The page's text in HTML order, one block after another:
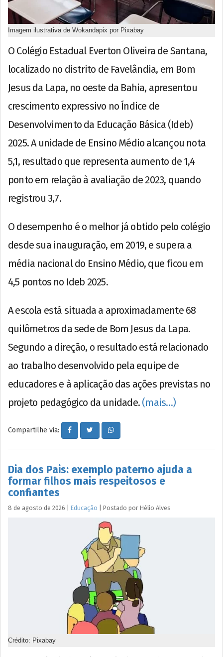
Imagem ilustrativa de Wokandapix por Pixabay
O Colégio Estadual Everton Oliveira de Santana,
localizado no distrito de Favelândia, em Bom
Jesus da Lapa, no oeste da Bahia, apresentou
crescimento expressivo no Índice de
Desenvolvimento da Educação Básica (Ideb)
2025. A unidade de Ensino Médio alcançou nota
5,1, resultado que representa aumento de 1,4
ponto em relação à avaliação de 2023, quando
registrou 3,7.
O desempenho é o melhor já obtido pelo colégio
desde sua inauguração, em 2019, e supera a
média nacional do Ensino Médio, que ficou em
4,5 pontos no Ideb 2025.
A escola está situada a aproximadamente 68
quilômetros da sede de Bom Jesus da Lapa.
Segundo a direção, o resultado está relacionado
ao trabalho desenvolvido pela equipe de
educadores e à aplicação das ações previstas no
projeto pedagógico da unidade. (mais…)
Compartilhe via:
Dia dos Pais: exemplo paterno ajuda a
formar filhos mais respeitosos e
confiantes
8 de agosto de 2026 Educação Postado por Hélio Alves
Crédito: Pixabay